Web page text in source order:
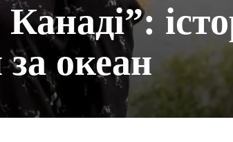
за океан